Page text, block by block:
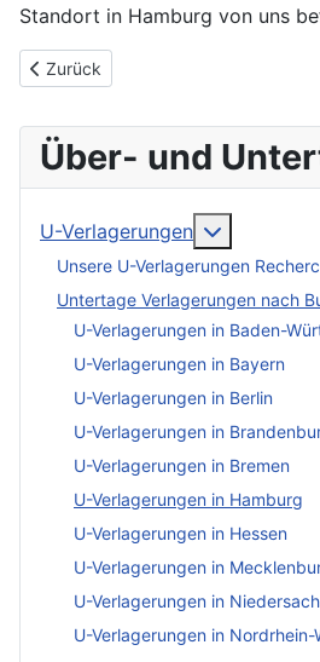
Standort in Hamburg von uns
Vorheriger Beitrag: U-Verlagerungen
Zurück
Über- und
U-Verlagerungen
Unsere U-Verlagerungen
Untertage Verlagerungen nach
U-Verlagerungen in Baden-
U-Verlagerungen in Bayern
U-Verlagerungen in Berlin
U-Verlagerungen in
U-Verlagerungen in Bremen
U-Verlagerungen in Hamburg
U-Verlagerungen in Hessen
U-Verlagerungen in
U-Verlagerungen in
U-Verlagerungen in Nordrhein-